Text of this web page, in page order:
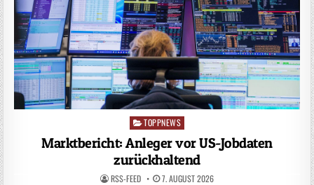
Posted
in
TOPPNEWS
Marktbericht: Anleger vor US-Jobdaten
zurückhaltend
RSS-FEED 7. AUGUST 2026